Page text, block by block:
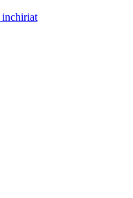
inchiriat